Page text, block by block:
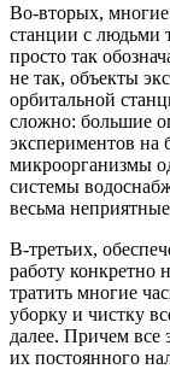
Во-вторых,
станции с людьми
просто так
не так, объекты
орбитальной
сложно: большие
экспериментов на
микроорганизмы
системы
весьма
В-третьих,
работу
тратить многие
уборку и чистку
далее. Причем все
их постоянного